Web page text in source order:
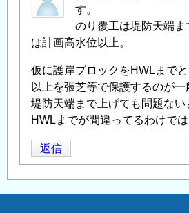
す。
のり覆工は堤防天端ま
は計画高水位以上。
仮に護岸ブロックをHWLまで
以上を張芝等で保護するのが一
堤防天端まで上げても問題ない
HWLまでが間違ってるわけでは
返信